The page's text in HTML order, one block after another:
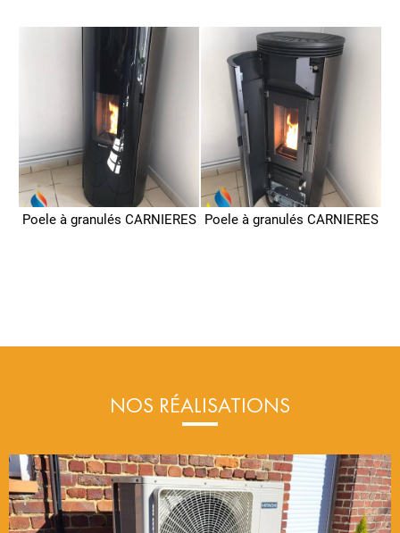
Poele à granulés CARNIERES Poele à granulés CARNIERES
NOS RÉALISATIONS